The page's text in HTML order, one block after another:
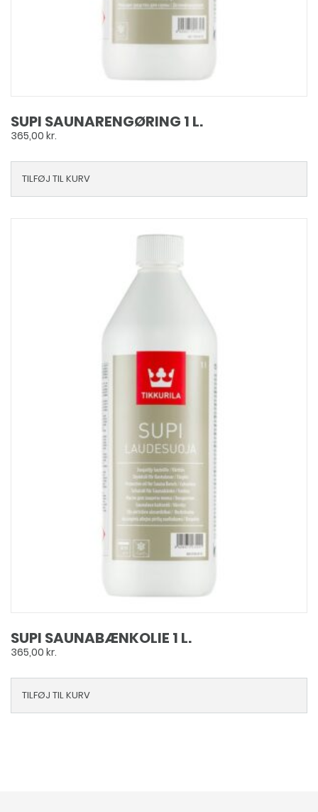
SUPI SAUNARENGØRING 1 L.
365,00 kr.
TILFØJ TIL KURV
SUPI SAUNABÆNKOLIE 1 L.
365,00 kr.
TILFØJ TIL KURV